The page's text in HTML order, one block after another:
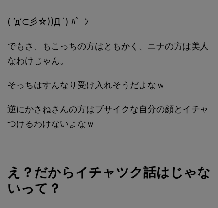
( ‘д‘⊂彡☆))Д´) ﾊﾟｰﾝ
でもさ、もこっちの方はともかく、ニナの方は美人
なわけじゃん。
そっちはすんなり受け入れそうだよなｗ
逆にかさねさんの方はブサイクな自分の顔とイチャ
つけるわけないよなｗ
え？だからイチャツク話はじゃな
いって？